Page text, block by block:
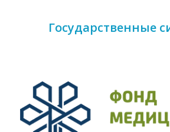
Государственные